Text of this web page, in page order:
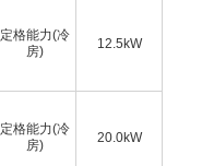
定格能力(冷
房)
12.5kW
定格能力(冷
房)
20.0kW